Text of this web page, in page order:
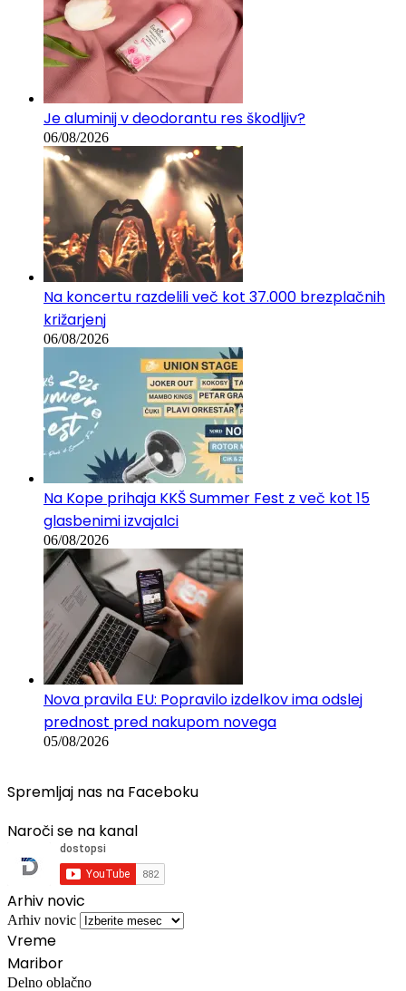
Je aluminij v deodorantu res škodljiv?
06/08/2026
Na koncertu razdelili več kot 37.000 brezplačnih
križarjenj
06/08/2026
Na Kope prihaja KKŠ Summer Fest z več kot 15
glasbenimi izvajalci
06/08/2026
Nova pravila EU: Popravilo izdelkov ima odslej
prednost pred nakupom novega
05/08/2026
Spremljaj nas na Faceboku
Naroči se na kanal
Arhiv novic
Arhiv novic
Vreme
Maribor
Delno oblačno